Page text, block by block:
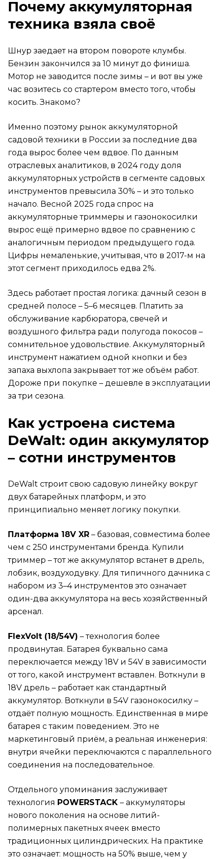
строительного инструмента с садовой техникой?
Можно ли косить триммером DeWalt во время
дождя?
Сколько стоит заменить аккумулятор DeWalt?
Подойдёт ли аккумуляторная газонокосилка для
участка 10 соток?
Итог
Почему аккумуляторная
техника взяла своё
Шнур заедает на втором повороте клумбы.
Бензин закончился за 10 минут до финиша.
Мотор не заводится после зимы – и вот вы уже
час возитесь со стартером вместо того, чтобы
косить. Знакомо?
Именно поэтому рынок аккумуляторной
садовой техники в России за последние два
года вырос более чем вдвое. По данным
отраслевых аналитиков, в 2024 году доля
аккумуляторных устройств в сегменте садовых
инструментов превысила 30% – и это только
начало. Весной 2025 года спрос на
аккумуляторные триммеры и газонокосилки
вырос ещё примерно вдвое по сравнению с
аналогичным периодом предыдущего года.
Цифры немаленькие, учитывая, что в 2017-м на
этот сегмент приходилось едва 2%.
Здесь работает простая логика: дачный сезон в
средней полосе – 5–6 месяцев. Платить за
обслуживание карбюратора, свечей и
воздушного фильтра ради полугода покосов –
сомнительное удовольствие. Аккумуляторный
инструмент нажатием одной кнопки и без
запаха выхлопа закрывает тот же объём работ.
Дороже при покупке – дешевле в эксплуатации
за три сезона.
Как устроена система
DeWalt: один аккумулятор
– сотни инструментов
DeWalt строит свою садовую линейку вокруг
двух батарейных платформ, и это
принципиально меняет логику покупки.
Платформа 18V XR – базовая, совместима более
чем с 250 инструментами бренда. Купили
триммер – тот же аккумулятор встанет в дрель,
лобзик, воздуходувку. Для типичного дачника с
набором из 3–4 инструментов это означает
один-два аккумулятора на весь хозяйственный
арсенал.
FlexVolt (18/54V) – технология более
продвинутая. Батарея буквально сама
переключается между 18V и 54V в зависимости
от того, какой инструмент вставлен. Воткнули в
18V дрель – работает как стандартный
аккумулятор. Воткнули в 54V газонокосилку –
отдаёт полную мощность. Единственная в мире
батарея с таким поведением. Это не
маркетинговый приём, а реальная инженерия:
внутри ячейки переключаются с параллельного
соединения на последовательное.
Отдельного упоминания заслуживает
технология POWERSTACK – аккумуляторы
нового поколения на основе литий-
полимерных пакетных ячеек вместо
традиционных цилиндрических. На практике
это означает: мощность на 50% выше, чем у